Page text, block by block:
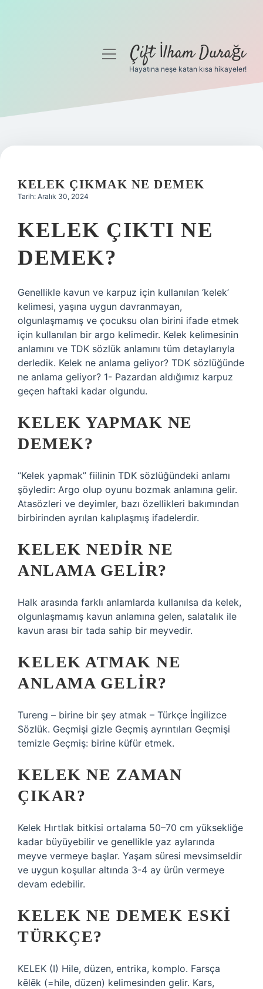
Gizlilik Politikası
Yasal Uyarı
menüyüÇift İlham Durağı
Hayatına neşe katan kısa hikayeler!
KELEK ÇIKMAK NE DEMEK
Tarih: Aralık 30, 2024
KELEK ÇIKTI NE
DEMEK?
Genellikle kavun ve karpuz için kullanılan ‘kelek’
kelimesi, yaşına uygun davranmayan,
olgunlaşmamış ve çocuksu olan birini ifade etmek
için kullanılan bir argo kelimedir. Kelek kelimesinin
anlamını ve TDK sözlük anlamını tüm detaylarıyla
derledik. Kelek ne anlama geliyor? TDK sözlüğünde
ne anlama geliyor? 1- Pazardan aldığımız karpuz
geçen haftaki kadar olgundu.
KELEK YAPMAK NE
DEMEK?
“Kelek yapmak” fiilinin TDK sözlüğündeki anlamı
şöyledir: Argo olup oyunu bozmak anlamına gelir.
Atasözleri ve deyimler, bazı özellikleri bakımından
birbirinden ayrılan kalıplaşmış ifadelerdir.
KELEK NEDIR NE
ANLAMA GELIR?
Halk arasında farklı anlamlarda kullanılsa da kelek,
olgunlaşmamış kavun anlamına gelen, salatalık ile
kavun arası bir tada sahip bir meyvedir.
KELEK ATMAK NE
ANLAMA GELIR?
Tureng – birine bir şey atmak – Türkçe İngilizce
Sözlük. Geçmişi gizle Geçmiş ayrıntıları Geçmişi
temizle Geçmiş: birine küfür etmek.
KELEK NE ZAMAN
ÇIKAR?
Kelek Hırtlak bitkisi ortalama 50–70 cm yüksekliğe
kadar büyüyebilir ve genellikle yaz aylarında
meyve vermeye başlar. Yaşam süresi mevsimseldir
ve uygun koşullar altında 3-4 ay ürün vermeye
devam edebilir.
KELEK NE DEMEK ESKI
TÜRKÇE?
KELEK (I) Hile, düzen, entrika, komplo. Farsça
kēlēk (=hile, düzen) kelimesinden gelir. Kars,